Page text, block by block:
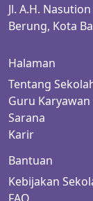
Jl. A.H.
Berung, Kota
Halaman
Tentang
Guru Karyawan
Sarana
Karir
Bantuan
Kebijakan